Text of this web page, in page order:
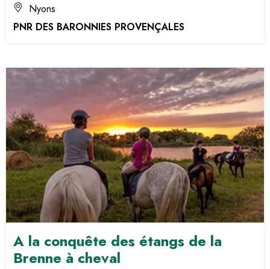
Nyons
PNR DES BARONNIES PROVENÇALES
A la conquête des étangs de la
Brenne à cheval